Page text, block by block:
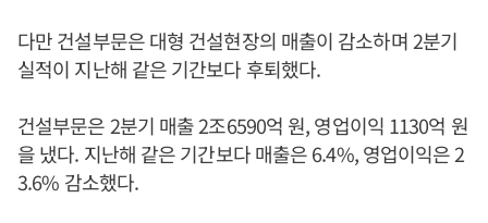
다만 건설부문은 대형 건설현장의 매출이 감소하며 2분기
실적이 지난해 같은 기간보다 후퇴했다.
건설부문은 2분기 매출 2조6590억 원, 영업이익 1130억 원
을 냈다. 지난해 같은 기간보다 매출은 6.4%, 영업이익은 2
3.6% 감소했다.